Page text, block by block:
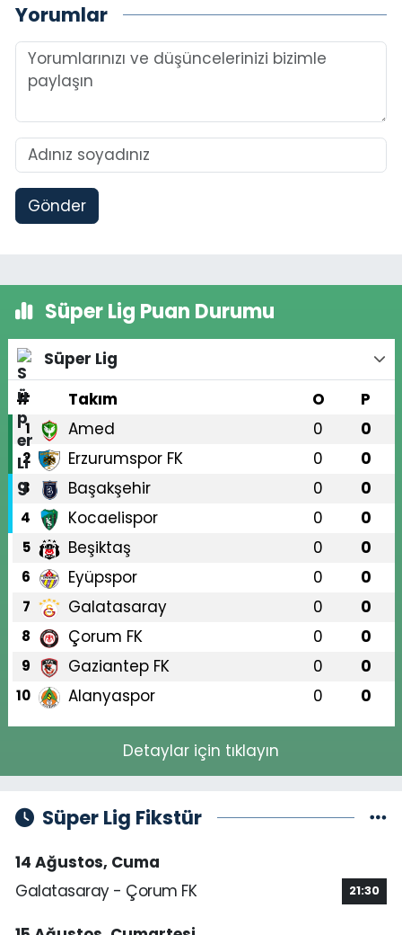
Yorumlar
Gönder
Süper Lig Puan Durumu
Süper Lig
#
Takım O P
1 Amed 0 0
2 Erzurumspor FK 0 0
3 Başakşehir 0 0
4 Kocaelispor 0 0
5 Beşiktaş 0 0
6 Eyüpspor 0 0
7 Galatasaray 0 0
8 Çorum FK 0 0
9 Gaziantep FK 0 0
10 Alanyaspor 0 0
Detaylar için tıklayın
Süper Lig Fikstür
14 Ağustos, Cuma
Galatasaray - Çorum FK
21:30